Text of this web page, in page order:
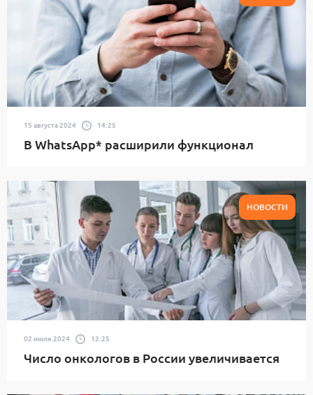
15 августа 2024 14:25
В WhatsApp* расширили функционал
НОВОСТИ
02 июля 2024 12:25
Число онкологов в России увеличивается